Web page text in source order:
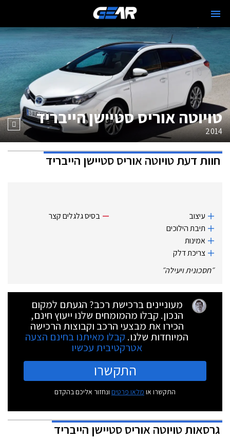
טויוטה אוריס סטיישן הייבריד
2014
חוות דעתטויוטה אוריס סטיישן הייבריד
עיצוב
תיבת הילוכים
אמינות
צריכת דלק
בסיס גלגלים קצר
״חסכונית ויעילה״
מעוניינים ברכישת רכב? הגעתם למקום
הנכון. קבלו מהמומחים שלנו ייעוץ חינם,
הכירו את מבצעי הרכב וקבוצות הרכישה
המיוחדות שלנו. קבלו מאיתנו בחינם הצעה
אטרקטיבית עכשיו
התקשרו
התקשרו או מלאו פרטים ונחזור אליכם בהקדם
גרסאותטויוטה אוריס סטיישן הייבריד